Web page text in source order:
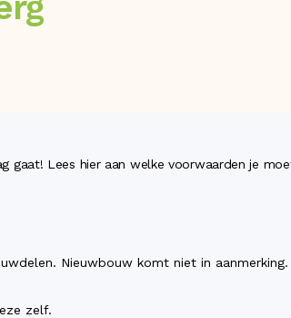
gaat! Lees hier aan welke voorwaarden je
Nieuwbouw komt niet in aanmerking.
zelf.